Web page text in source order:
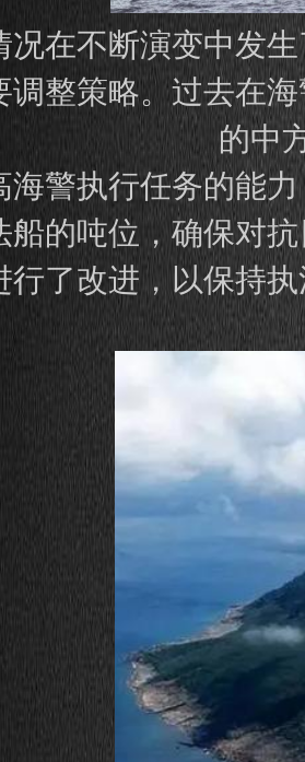
况在不断演变中发
调整策略。过去在
的中
海警执行任务的能
船的吨位，确保对
行了改进，以保持